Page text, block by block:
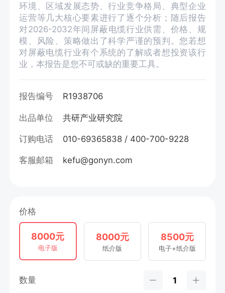
环境、区域发展态势、行业竞争格局、典型企业
运营等几大核心要素进行了逐个分析；随后报告
对2026-2032年间屏蔽电缆行业供需、价格、规
模、风险、策略做出了科学严谨的预判。您若想
对屏蔽电缆行业有个系统的了解或者想投资该行
业，本报告是您不可或缺的重要工具。
报告编号 R1938706
出品单位 共研产业研究院
订购电话 010-69365838 / 400-700-9228
客服邮箱 kefu@gonyn.com
价格
8000元
电子版
8000元
纸介版
8500元
电子+纸介版
数量